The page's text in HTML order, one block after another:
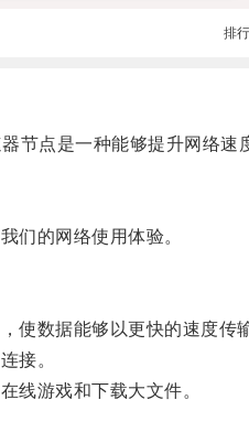
排行
点是一种能够提升网络速
们的网络使用体验。
数据能够以更快的速度传输
接。
游戏和下载大文件。